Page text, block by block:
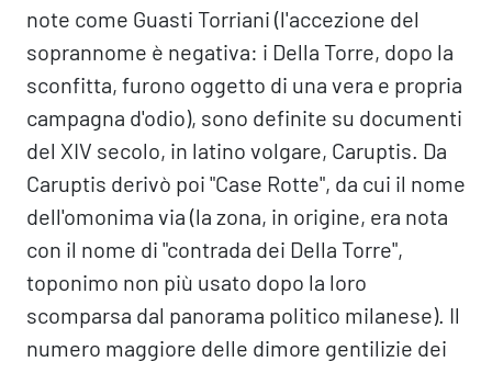
note come Guasti Torriani (l'accezione del
soprannome è negativa: i Della Torre, dopo la
sconfitta, furono oggetto di una vera e propria
campagna d'odio), sono definite su documenti
del XIV secolo, in latino volgare, Caruptis. Da
Caruptis derivò poi "Case Rotte", da cui il nome
dell'omonima via (la zona, in origine, era nota
con il nome di "contrada dei Della Torre",
toponimo non più usato dopo la loro
scomparsa dal panorama politico milanese). Il
numero maggiore delle dimore gentilizie dei